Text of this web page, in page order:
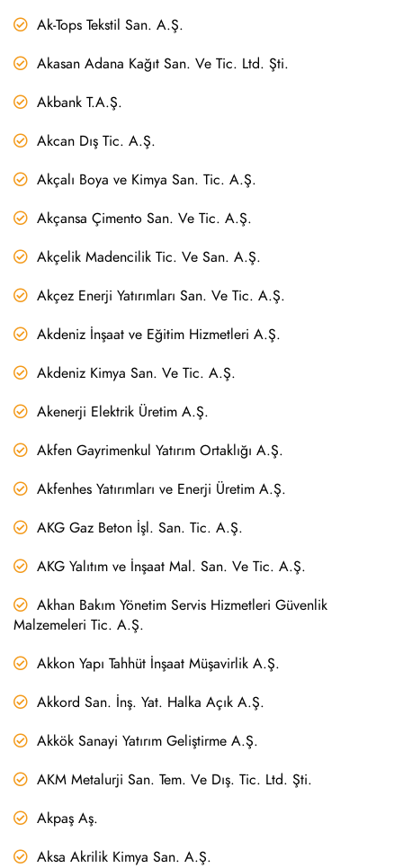
Ak-Tops Tekstil San. A.Ş.
Akasan Adana Kağıt San. Ve Tic. Ltd. Şti.
Akbank T.A.Ş.
Akcan Dış Tic. A.Ş.
Akçalı Boya ve Kimya San. Tic. A.Ş.
Akçansa Çimento San. Ve Tic. A.Ş.
Akçelik Madencilik Tic. Ve San. A.Ş.
Akçez Enerji Yatırımları San. Ve Tic. A.Ş.
Akdeniz İnşaat ve Eğitim Hizmetleri A.Ş.
Akdeniz Kimya San. Ve Tic. A.Ş.
Akenerji Elektrik Üretim A.Ş.
Akfen Gayrimenkul Yatırım Ortaklığı A.Ş.
Akfenhes Yatırımları ve Enerji Üretim A.Ş.
AKG Gaz Beton İşl. San. Tic. A.Ş.
AKG Yalıtım ve İnşaat Mal. San. Ve Tic. A.Ş.
Akhan Bakım Yönetim Servis Hizmetleri Güvenlik
Malzemeleri Tic. A.Ş.
Akkon Yapı Tahhüt İnşaat Müşavirlik A.Ş.
Akkord San. İnş. Yat. Halka Açık A.Ş.
Akkök Sanayi Yatırım Geliştirme A.Ş.
AKM Metalurji San. Tem. Ve Dış. Tic. Ltd. Şti.
Akpaş Aş.
Aksa Akrilik Kimya San. A.Ş.